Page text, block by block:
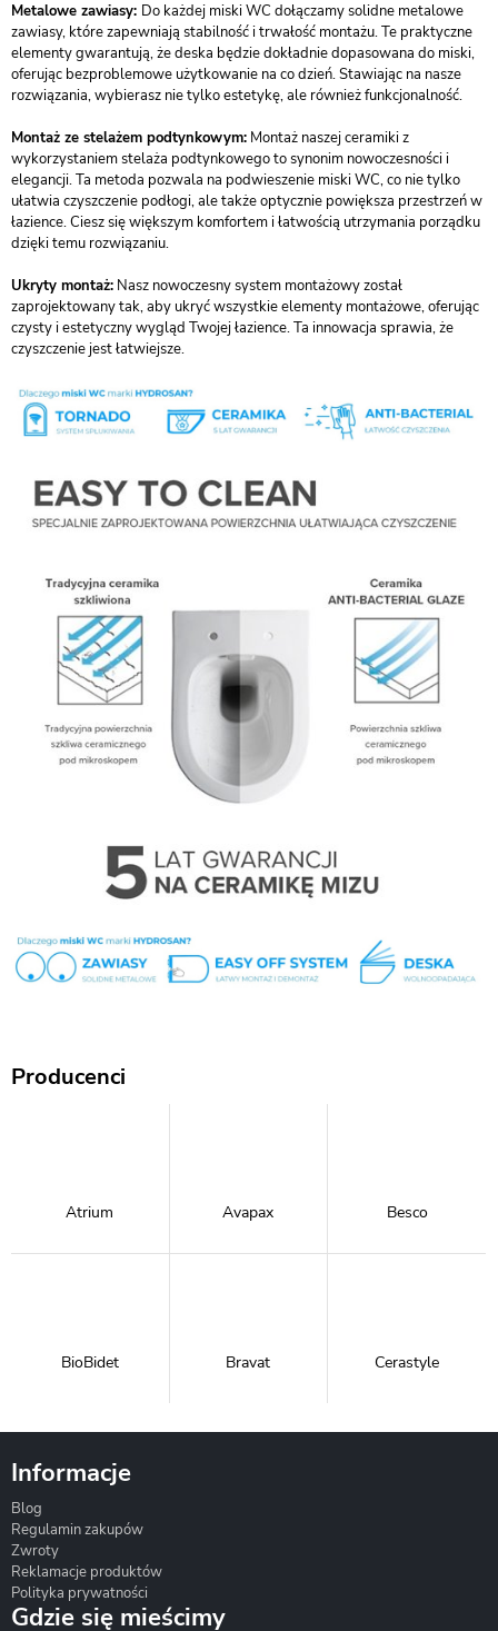
Metalowe zawiasy: Do każdej miski WC dołączamy solidne metalowe
zawiasy, które zapewniają stabilność i trwałość montażu. Te praktyczne
elementy gwarantują, że deska będzie dokładnie dopasowana do miski,
oferując bezproblemowe użytkowanie na co dzień. Stawiając na nasze
rozwiązania, wybierasz nie tylko estetykę, ale również funkcjonalność.
Montaż ze stelażem podtynkowym: Montaż naszej ceramiki z
wykorzystaniem stelaża podtynkowego to synonim nowoczesności i
elegancji. Ta metoda pozwala na podwieszenie miski WC, co nie tylko
ułatwia czyszczenie podłogi, ale także optycznie powiększa przestrzeń w
łazience. Ciesz się większym komfortem i łatwością utrzymania porządku
dzięki temu rozwiązaniu.
Ukryty montaż: Nasz nowoczesny system montażowy został
zaprojektowany tak, aby ukryć wszystkie elementy montażowe, oferując
czysty i estetyczny wygląd Twojej łazience. Ta innowacja sprawia, że
czyszczenie jest łatwiejsze.
Producenci
Atrium Avapax Besco
BioBidet Bravat Cerastyle
Informacje
Blog
Regulamin zakupów
Zwroty
Reklamacje produktów
Polityka prywatności
Gdzie się mieścimy